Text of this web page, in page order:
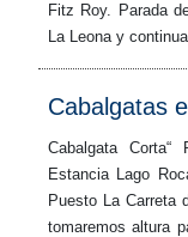
Fitz Roy. Parada
La Leona y
Cabalgatas
Cabalgata Corta“
Estancia Lago
Puesto La Carreta
tomaremos altura